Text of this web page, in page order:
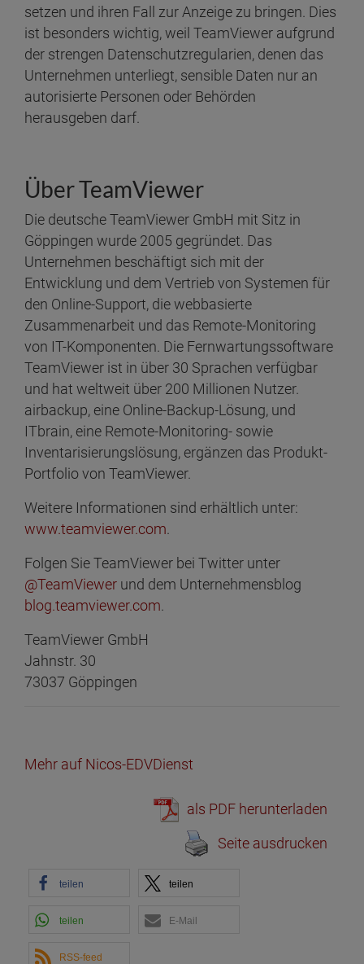
setzen und ihren Fall zur Anzeige zu bringen. Dies
ist besonders wichtig, weil TeamViewer aufgrund
der strengen Datenschutzregularien, denen das
Unternehmen unterliegt, sensible Daten nur an
autorisierte Personen oder Behörden
herausgeben darf.
Über TeamViewer
Die deutsche TeamViewer GmbH mit Sitz in
Göppingen wurde 2005 gegründet. Das
Unternehmen beschäftigt sich mit der
Entwicklung und dem Vertrieb von Systemen für
den Online-Support, die webbasierte
Zusammenarbeit und das Remote-Monitoring
von IT-Komponenten. Die Fernwartungssoftware
TeamViewer ist in über 30 Sprachen verfügbar
und hat weltweit über 200 Millionen Nutzer.
airbackup, eine Online-Backup-Lösung, und
ITbrain, eine Remote-Monitoring- sowie
Inventarisierungslösung, ergänzen das Produkt-
Portfolio von TeamViewer.
Weitere Informationen sind erhältlich unter:
www.teamviewer.com.
Folgen Sie TeamViewer bei Twitter unter
@TeamViewer und dem Unternehmensblog
blog.teamviewer.com.
TeamViewer GmbH
Jahnstr. 30
73037 Göppingen
Mehr auf Nicos-EDVDienst
als PDF herunterladen
Seite ausdrucken
teilen teilen
teilen E-Mail
RSS-feed